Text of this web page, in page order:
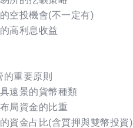
空投機會(不一定有)
高利息收益
的重要原則
遠景的貨幣種類
局資金的比重
資金占比(含質押與雙幣投資)